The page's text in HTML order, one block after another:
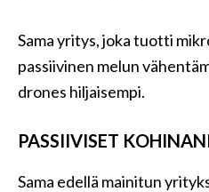
Sama yritys, joka tuotti
passiivinen melun
drones hiljaisempi.
PASSIIVISET
Sama edellä mainitun